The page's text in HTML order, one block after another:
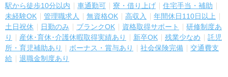
駅から徒歩10分以内 車通勤可 寮・借り上げ
住宅手当・補助
未経験OK
管理職求人 無資格OK 高収入
年間休日110日以上
土日祝休
日勤のみ ブランクOK 資格取得サポート
研修制度あ
り
産休･育休･介護休暇取得実績あり 新卒OK 残業少なめ
託児
所・育児補助あり
ボーナス・賞与あり 社会保険完備
交通費支
給
退職金制度あり